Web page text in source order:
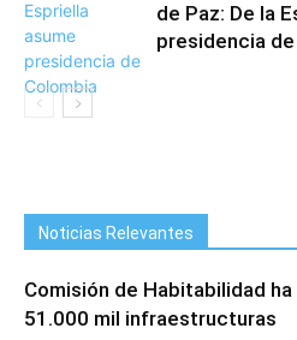
de Paz: De la
presidencia
Noticias Relevantes
Comisión de Habitabilidad
51.000 mil infraestructuras